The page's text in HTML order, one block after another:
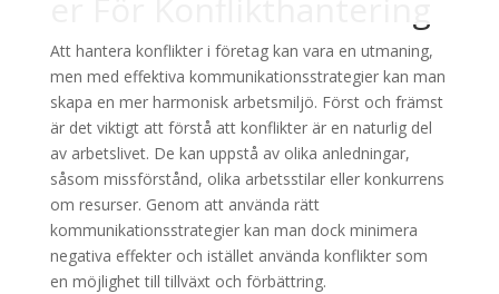
Att hantera konflikter i företag kan vara en utmaning,
men med effektiva kommunikationsstrategier kan man
skapa en mer harmonisk arbetsmiljö. Först och främst
är det viktigt att förstå att konflikter är en naturlig del
av arbetslivet. De kan uppstå av olika anledningar,
såsom missförstånd, olika arbetsstilar eller konkurrens
om resurser. Genom att använda rätt
kommunikationsstrategier kan man dock minimera
negativa effekter och istället använda konflikter som
en möjlighet till tillväxt och förbättring.